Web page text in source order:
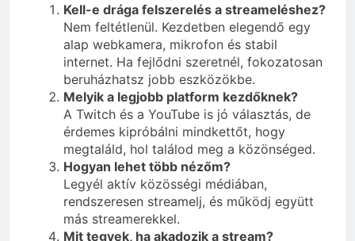
Kell-e drága felszerelés a streameléshez?
Nem feltétlenül. Kezdetben elegendő egy
alap webkamera, mikrofon és stabil
internet. Ha fejlődni szeretnél, fokozatosan
beruházhatsz jobb eszközökbe.
Melyik a legjobb platform kezdőknek?
A Twitch és a YouTube is jó választás, de
érdemes kipróbálni mindkettőt, hogy
megtaláld, hol találod meg a közönséged.
Hogyan lehet több nézőm?
Legyél aktív közösségi médiában,
rendszeresen streamelj, és működj együtt
más streamerekkel.
Mit tegyek, ha akadozik a stream?